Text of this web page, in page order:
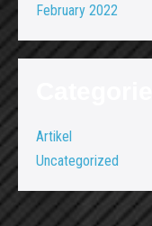
February 2022
Artikel
Uncategorized